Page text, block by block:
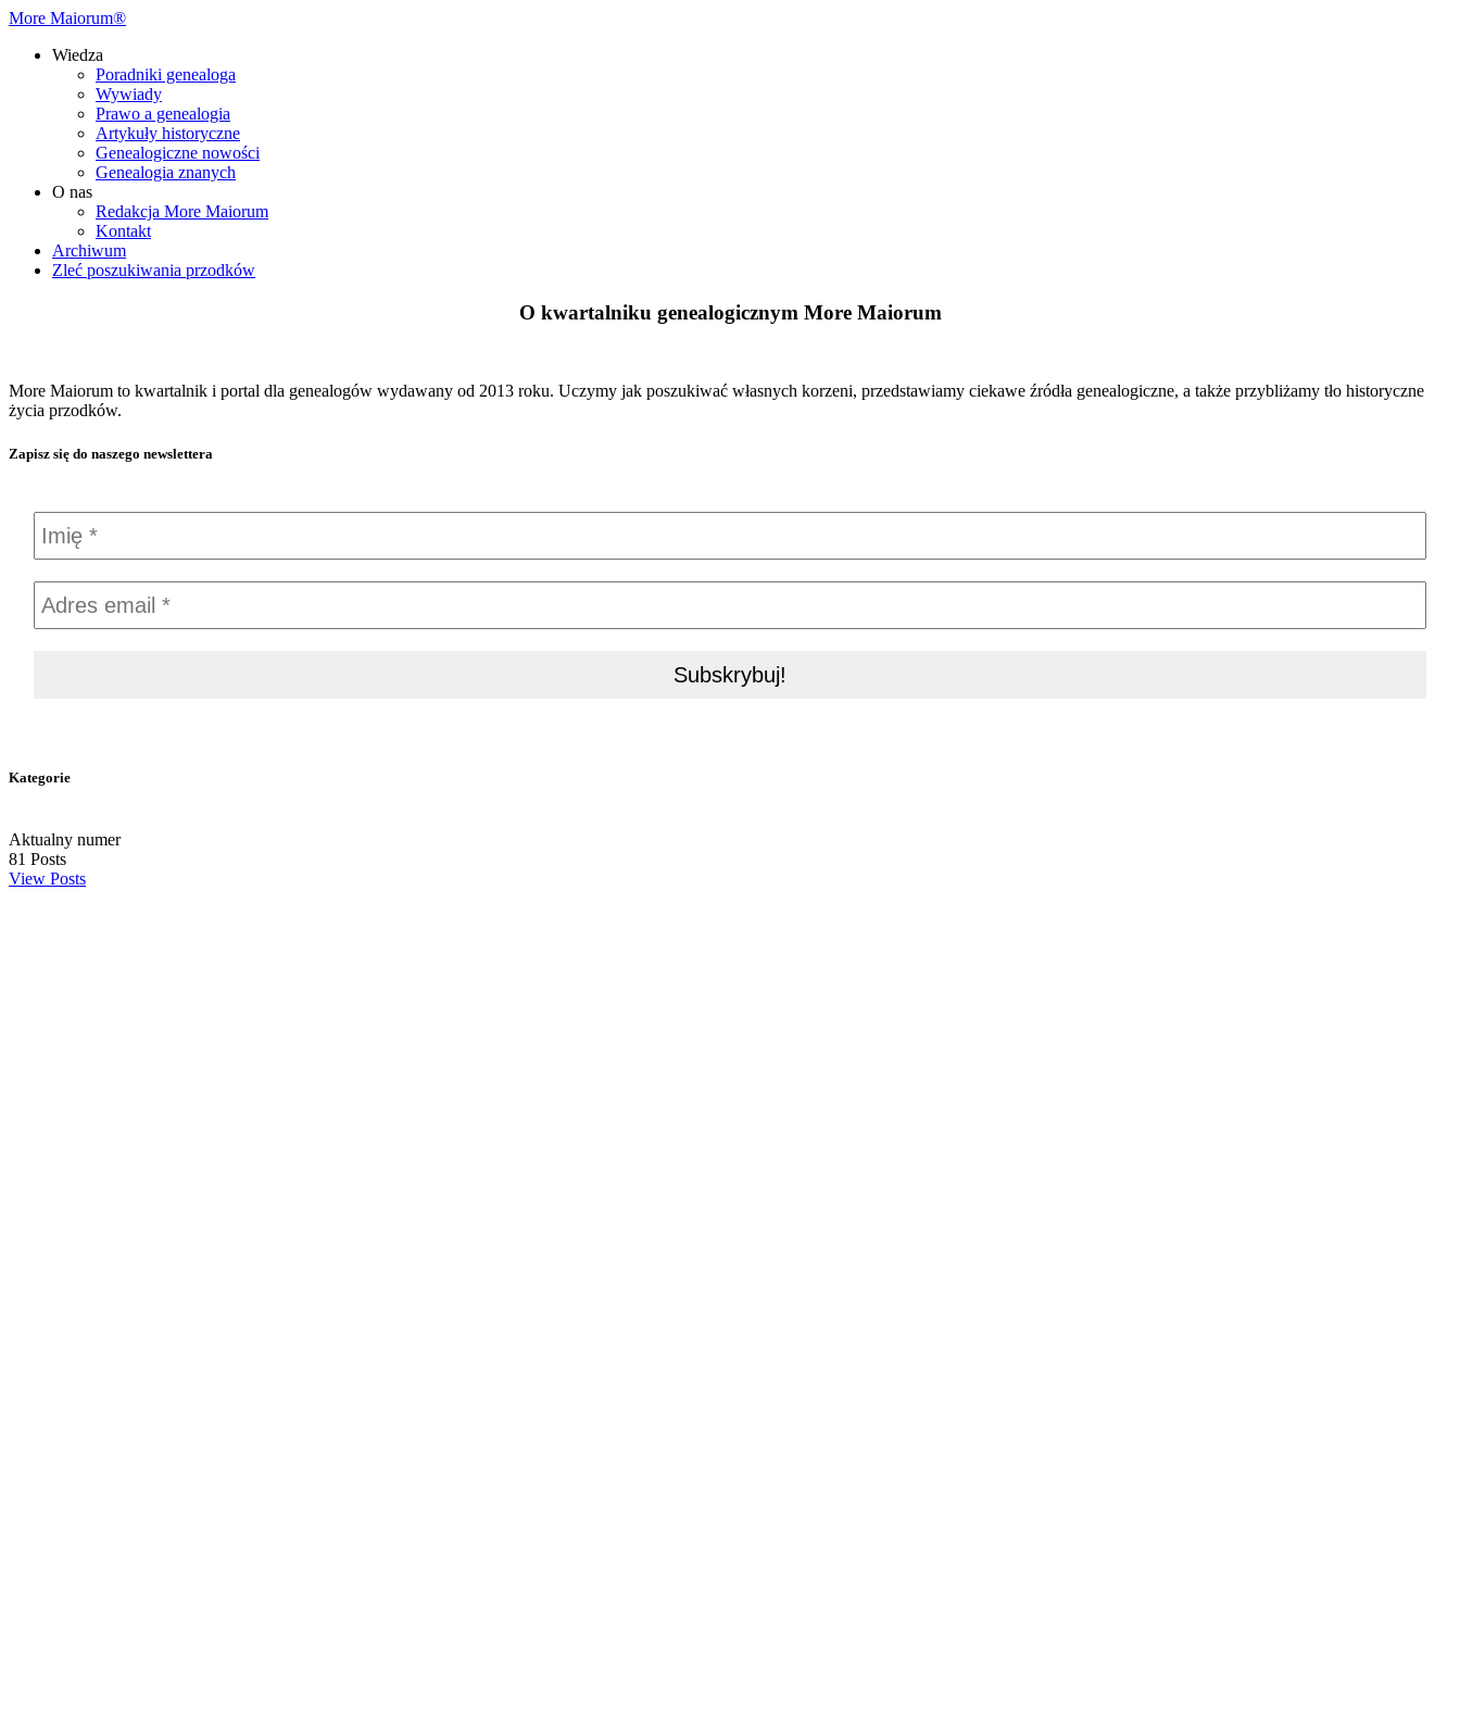
More Maiorum®
Wiedza
Poradniki genealoga
Wywiady
Prawo a genealogia
Artykuły historyczne
Genealogiczne nowości
Genealogia znanych
O nas
Redakcja More Maiorum
Kontakt
Archiwum
Zleć poszukiwania przodków
O kwartalniku genealogicznym More Maiorum
More Maiorum to kwartalnik i portal dla genealogów wydawany od 2013 roku. Uczymy jak poszukiwać własnych korzeni, przedstawiamy ciekawe źródła genealogiczne, a także przybliżamy tło historyczne
życia przodków.
Zapisz się do naszego newslettera
Kategorie
Aktualny numer
81 Posts
View Posts